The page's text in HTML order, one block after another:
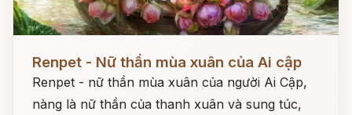
Renpet - Nữ thần mùa xuân của Ai cập
Renpet - nữ thần mùa xuân của người Ai Cập,
nàng là nữ thần của thanh xuân và sung túc,